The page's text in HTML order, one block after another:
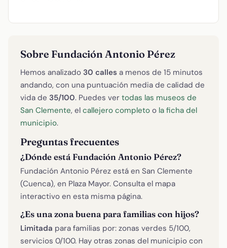
Sobre Fundación Antonio Pérez
Hemos analizado 30 calles a menos de 15 minutos
andando, con una puntuación media de calidad de
vida de 35/100. Puedes ver todas las museos de
San Clemente, el callejero completo o la ficha del
municipio.
Preguntas frecuentes
¿Dónde está Fundación Antonio Pérez?
Fundación Antonio Pérez está en San Clemente
(Cuenca), en Plaza Mayor. Consulta el mapa
interactivo en esta misma página.
¿Es una zona buena para familias con hijos?
Limitada para familias por: zonas verdes 5/100,
servicios 0/100. Hay otras zonas del municipio con